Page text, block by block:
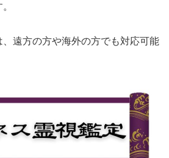
、遠方の方や海外の方でも対応可能